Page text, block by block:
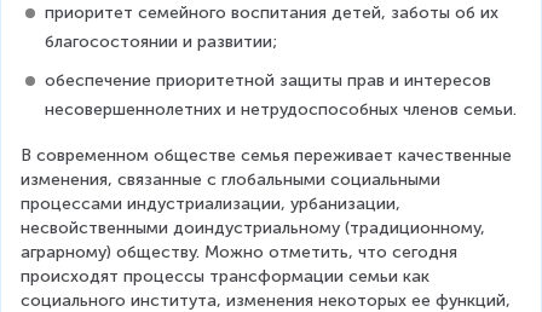
приоритет семейного воспитания детей, заботы об их
благосостоянии и развитии;
обеспечение приоритетной защиты прав и интересов
не­совершеннолетних и нетрудоспособных членов семьи.
В современном обществе семья переживает качественные
изменения, связанные с глобальными социальными
процесса­ми индустриализации, урбанизации,
несвойственными доиндустриальному (традиционному,
аграрному) обществу. Мож­но отметить, что сегодня
происходят процессы трансформа­ции семьи как
социального института, изменения некоторых ее функций,